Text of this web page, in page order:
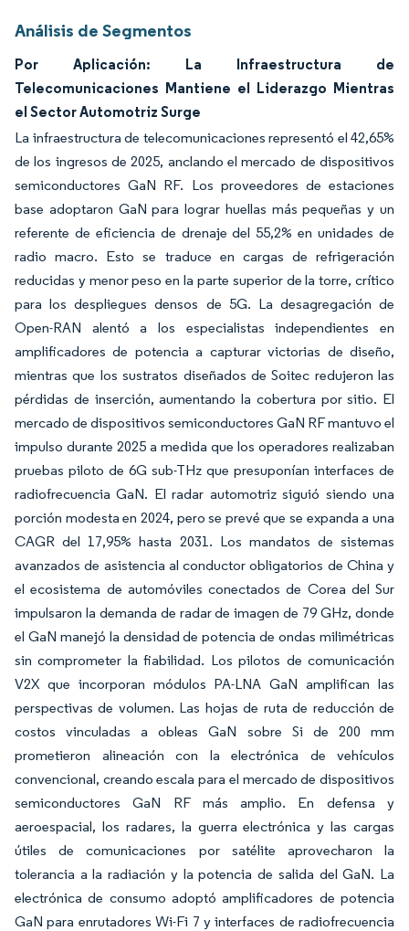
Análisis de Segmentos
Por Aplicación: La Infraestructura de
Telecomunicaciones Mantiene el Liderazgo Mientras
el Sector Automotriz Surge
La infraestructura de telecomunicaciones representó el 42,65%
de los ingresos de 2025, anclando el mercado de dispositivos
semiconductores GaN RF. Los proveedores de estaciones
base adoptaron GaN para lograr huellas más pequeñas y un
referente de eficiencia de drenaje del 55,2% en unidades de
radio macro. Esto se traduce en cargas de refrigeración
reducidas y menor peso en la parte superior de la torre, crítico
para los despliegues densos de 5G. La desagregación de
Open-RAN alentó a los especialistas independientes en
amplificadores de potencia a capturar victorias de diseño,
mientras que los sustratos diseñados de Soitec redujeron las
pérdidas de inserción, aumentando la cobertura por sitio. El
mercado de dispositivos semiconductores GaN RF mantuvo el
impulso durante 2025 a medida que los operadores realizaban
pruebas piloto de 6G sub-THz que presuponían interfaces de
radiofrecuencia GaN. El radar automotriz siguió siendo una
porción modesta en 2024, pero se prevé que se expanda a una
CAGR del 17,95% hasta 2031. Los mandatos de sistemas
avanzados de asistencia al conductor obligatorios de China y
el ecosistema de automóviles conectados de Corea del Sur
impulsaron la demanda de radar de imagen de 79 GHz, donde
el GaN manejó la densidad de potencia de ondas milimétricas
sin comprometer la fiabilidad. Los pilotos de comunicación
V2X que incorporan módulos PA-LNA GaN amplifican las
perspectivas de volumen. Las hojas de ruta de reducción de
costos vinculadas a obleas GaN sobre Si de 200 mm
prometieron alineación con la electrónica de vehículos
convencional, creando escala para el mercado de dispositivos
semiconductores GaN RF más amplio. En defensa y
aeroespacial, los radares, la guerra electrónica y las cargas
útiles de comunicaciones por satélite aprovecharon la
tolerancia a la radiación y la potencia de salida del GaN. La
electrónica de consumo adoptó amplificadores de potencia
GaN para enrutadores Wi-Fi 7 y interfaces de radiofrecuencia